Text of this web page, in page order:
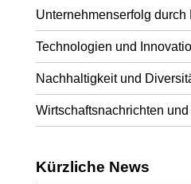
Unternehmenserfolg
Technologien und
Nachhaltigkeit und
Wirtschaftsnachrichten
Kürzliche News